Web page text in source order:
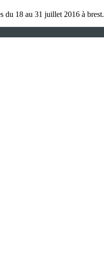
du 18 au 31 juillet 2016 à brest.